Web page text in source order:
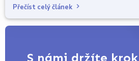
Přečíst celý článek
S námi držíte krok